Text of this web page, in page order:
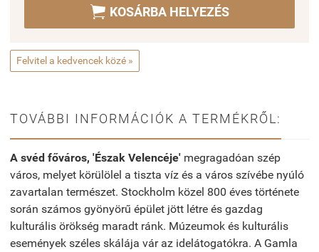
 KOSÁRBA HELYEZÉS
Felvitel a kedvencek közé »
TOVÁBBI INFORMÁCIÓK A TERMÉKRŐL:
A svéd főváros, 'Észak Velencéje' megragadóan szép
város, melyet körülölel a tiszta víz és a város szívébe nyúló
zavartalan természet. Stockholm közel 800 éves története
során számos gyönyörű épület jött létre és gazdag
kulturális örökség maradt ránk. Múzeumok és kulturális
események széles skálája vár az idelátogatókra. A Gamla